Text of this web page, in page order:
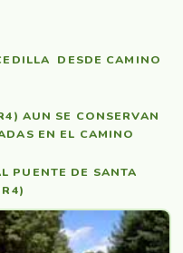
DESDE CAMINO
AUN SE CONSERVAN
EN EL CAMINO
PUENTE DE SANTA